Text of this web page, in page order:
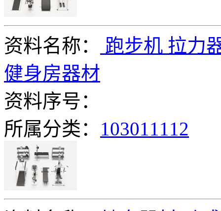
资料名称：
跑步机 拉力
健身房器材
资料序号：
所属分类： 103011112